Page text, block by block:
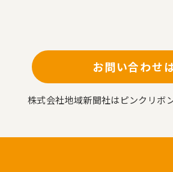
お問い合わせ
株式会社地域新聞社はピンクリボ